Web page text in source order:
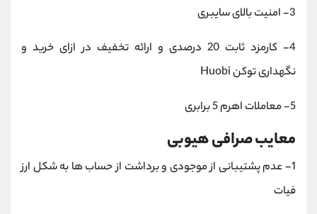
3- امنیت بالای سایبری
4- کارمزد ثابت 20 درصدی و ارائه تخفیف در ازای خرید و
نگهداری توکن Huobi
5- معاملات اهرم 5 برابری
معایب صرافی هیوبی
1- عدم پشتیبانی از موجودی و برداشت از حساب ها به شکل ارز
فیات